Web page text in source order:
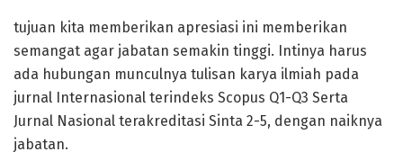
tujuan kita memberikan apresiasi ini memberikan
semangat agar jabatan semakin tinggi. Intinya harus
ada hubungan munculnya tulisan karya ilmiah pada
jurnal Internasional terindeks Scopus Q1-Q3 Serta
Jurnal Nasional terakreditasi Sinta 2-5, dengan naiknya
jabatan.